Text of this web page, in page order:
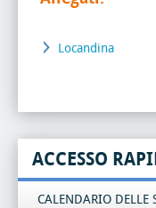
Locandina
ACCESSO
CALENDARIO DELLE